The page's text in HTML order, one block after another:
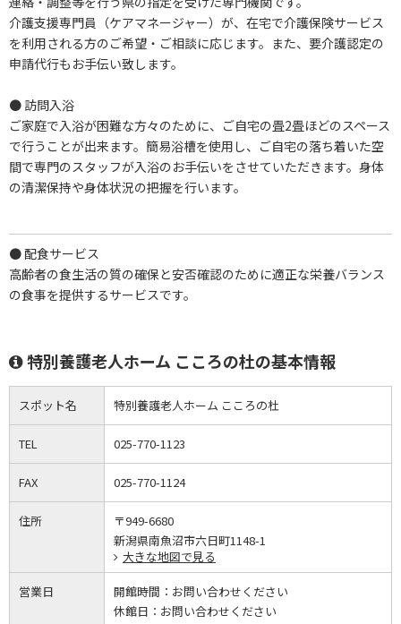
介護支援専門員（ケアマネージャー）が、在宅で介護保険サービス
を利用される方のご希望・ご相談に応じます。また、要介護認定の
申請代行もお手伝い致します。
● 訪問入浴
ご家庭で入浴が困難な方々のために、ご自宅の畳2畳ほどのスペース
で行うことが出来ます。簡易浴槽を使用し、ご自宅の落ち着いた空
間で専門のスタッフが入浴のお手伝いをさせていただきます。身体
の清潔保持や身体状況の把握を行います。
● 配食サービス
高齢者の食生活の質の確保と安否確認のために適正な栄養バランス
の食事を提供するサービスです。
特別養護老人ホーム こころの杜の基本情報
スポット名 特別養護老人ホーム こころの杜
TEL 025-770-1123
FAX 025-770-1124
住所
〒949-6680
新潟県南魚沼市六日町1148-1
大きな地図で見る
営業日 開館時間： お問い合わせください
休館日： お問い合わせください